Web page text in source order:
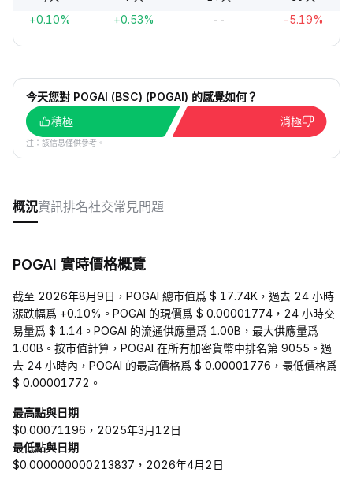
+0.10% +0.53% -- -5.19%
今天您對 POGAI (BSC) (POGAI) 的感覺如何？
積極
消極
注：該信息僅供參考。
概況資訊排名社交常見問題
POGAI 實時價格概覽
截至 2026年8月9日，POGAI 總市值爲 $ 17.74K，過去 24 小時
漲跌幅爲 +0.10%。POGAI 的現價爲 $ 0.00001774，24 小時交
易量爲 $ 1.14。POGAI 的流通供應量爲 1.00B，最大供應量爲
1.00B。按市值計算，POGAI 在所有加密貨幣中排名第 9055。過
去 24 小時內，POGAI 的最高價格爲 $ 0.00001776，最低價格爲
$ 0.00001772。
最高點與日期
$0.00071196，2025年3月12日
最低點與日期
$0.000000000213837，2026年4月2日